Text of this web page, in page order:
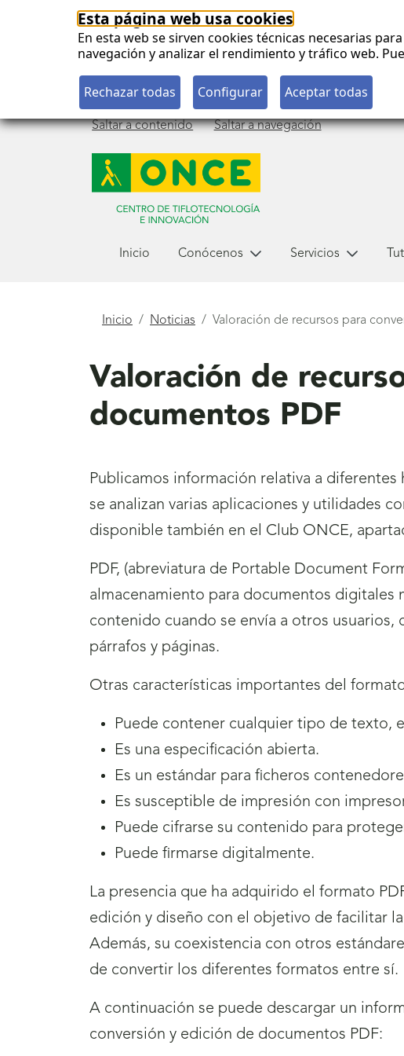
Esta página web usa cookies
En esta web se sirven cookies técnicas necesarias
navegación y analizar el rendimiento y tráfico web.
Saltar a contenido Saltar a navegación
Inicio Conócenos Servicios
Está
Inicio Noticias Valoración de recursos para
Valoración de
documentos PDF
Publicamos información relativa a
se analizan varias aplicaciones y utilidades
disponible también en el Club ONCE,
PDF, (abreviatura de Portable Document
almacenamiento para documentos digitales
contenido cuando se envía a otros
párrafos y páginas.
Otras características importantes del
Puede contener cualquier tipo de texto,
Es una especificación abierta.
Es un estándar para ficheros
Es susceptible de impresión con
Puede cifrarse su contenido para
Puede firmarse digitalmente.
La presencia que ha adquirido el formato
edición y diseño con el objetivo de facilitar
Además, su coexistencia con otros
de convertir los diferentes formatos entre sí.
A continuación se puede descargar un
conversión y edición de documentos PDF: